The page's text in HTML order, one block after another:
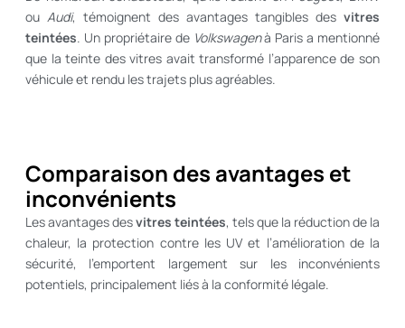
ou Audi, témoignent des avantages tangibles des vitres
teintées. Un propriétaire de Volkswagenà Paris a mentionné
que la teinte des vitres avait transformé l’apparence de son
véhicule et rendu les trajets plus agréables.
Comparaison des avantages et
inconvénients
Les avantages desvitres teintées, tels que la réduction de la
chaleur, la protection contre les UV et l’amélioration de la
sécurité, l’emportent largement sur les inconvénients
potentiels, principalement liés à la conformité légale.